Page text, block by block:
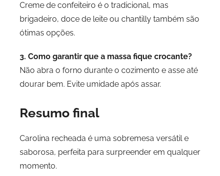
Creme de confeiteiro é o tradicional, mas
brigadeiro, doce de leite ou chantilly também são
ótimas opções.
3. Como garantir que a massa fique crocante?
Não abra o forno durante o cozimento e asse até
dourar bem. Evite umidade após assar.
Resumo final
Carolina recheada é uma sobremesa versátil e
saborosa, perfeita para surpreender em qualquer
momento.